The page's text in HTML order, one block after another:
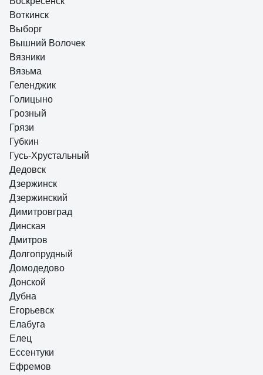
Воткинск
Выборг
Вышний Волочек
Вязники
Вязьма
Геленджик
Голицыно
Грозный
Грязи
Губкин
Гусь-Хрустальный
Дедовск
Дзержинск
Дзержинский
Димитровград
Динская
Дмитров
Долгопрудный
Домодедово
Донской
Дубна
Егорьевск
Елабуга
Елец
Ессентуки
Ефремов